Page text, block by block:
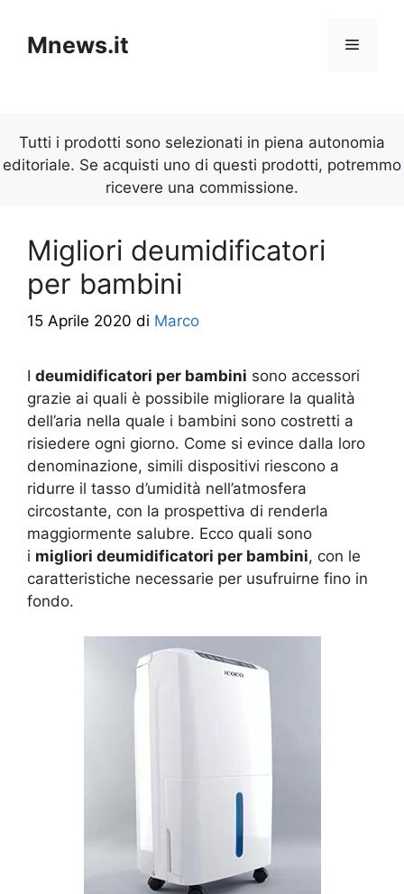
contenuto
Mnews.it Menu
Tutti i prodotti sono selezionati in piena autonomia
editoriale. Se acquisti uno di questi prodotti, potremmo
ricevere una commissione.
Migliori deumidificatori
per bambini
15 Aprile 2020 di Marco
I deumidificatori per bambini sono accessori
grazie ai quali è possibile migliorare la qualità
dell’aria nella quale i bambini sono costretti a
risiedere ogni giorno. Come si evince dalla loro
denominazione, simili dispositivi riescono a
ridurre il tasso d’umidità nell’atmosfera
circostante, con la prospettiva di renderla
maggiormente salubre. Ecco quali sono
i migliori deumidificatori per bambini, con le
caratteristiche necessarie per usufruirne fino in
fondo.